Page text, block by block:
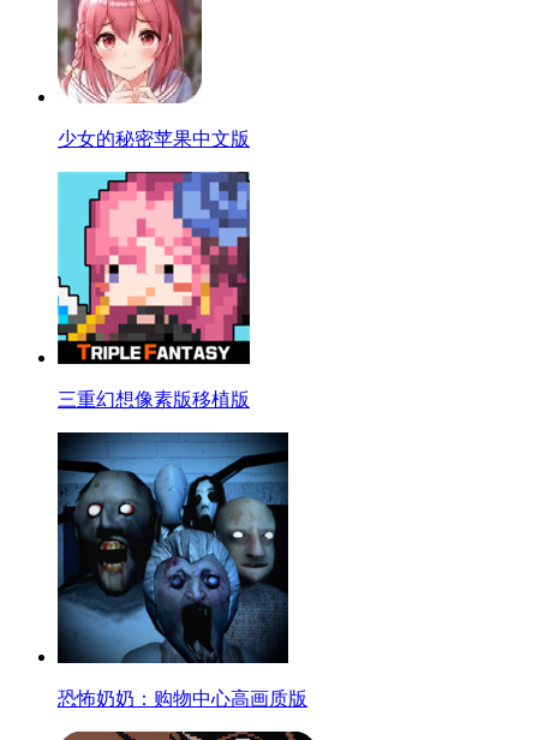
少女的秘密苹果中文版
三重幻想像素版移植版
恐怖奶奶：购物中心高画质版